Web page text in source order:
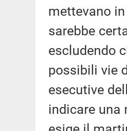
mettevano
sarebbe
escludendo
possibili vie
esecutive
indicare una